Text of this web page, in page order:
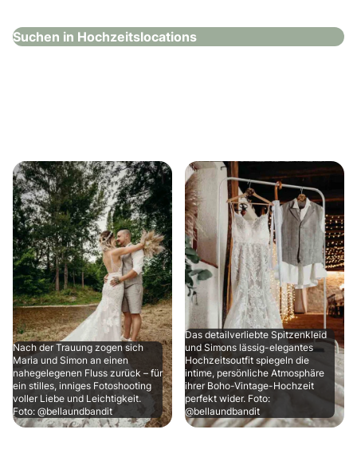
Suchen in Hochzeitslocations
Nach der Trauung zogen sich
Maria und Simon an einen
nahegelegenen Fluss zurück – für
ein stilles, inniges Fotoshooting
voller Liebe und Leichtigkeit.
Foto: @bellaundbandit
Das detailverliebte Spitzenkleid
und Simons lässig-elegantes
Hochzeitsoutfit spiegeln die
intime, persönliche Atmosphäre
ihrer Boho-Vintage-Hochzeit
perfekt wider. Foto:
@bellaundbandit